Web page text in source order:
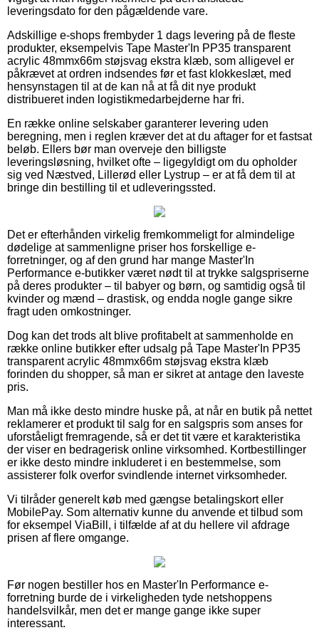
leveringsdato for den pågældende vare.
Adskillige e-shops frembyder 1 dags levering på de fleste
produkter, eksempelvis Tape Master'In PP35 transparent
acrylic 48mmx66m støjsvag ekstra klæb, som alligevel er
påkrævet at ordren indsendes før et fast klokkeslæt, med
hensynstagen til at de kan nå at få dit nye produkt
distribueret inden logistikmedarbejderne har fri.
En række online selskaber garanterer levering uden
beregning, men i reglen kræver det at du aftager for et fastsat
beløb. Ellers bør man overveje den billigste
leveringsløsning, hvilket ofte – ligegyldigt om du opholder
sig ved Næstved, Lillerød eller Lystrup – er at få dem til at
bringe din bestilling til et udleveringssted.
Det er efterhånden virkelig fremkommeligt for almindelige
dødelige at sammenligne priser hos forskellige e-
forretninger, og af den grund har mange Master'In
Performance e-butikker været nødt til at trykke salgspriserne
på deres produkter – til babyer og børn, og samtidig også til
kvinder og mænd – drastisk, og endda nogle gange sikre
fragt uden omkostninger.
Dog kan det trods alt blive profitabelt at sammenholde en
række online butikker efter udsalg på Tape Master'In PP35
transparent acrylic 48mmx66m støjsvag ekstra klæb
forinden du shopper, så man er sikret at antage den laveste
pris.
Man må ikke desto mindre huske på, at når en butik på nettet
reklamerer et produkt til salg for en salgspris som anses for
uforståeligt fremragende, så er det tit være et karakteristika
der viser en bedragerisk online virksomhed. Kortbestillinger
er ikke desto mindre inkluderet i en bestemmelse, som
assisterer folk overfor svindlende internet virksomheder.
Vi tilråder generelt køb med gængse betalingskort eller
MobilePay. Som alternativ kunne du anvende et tilbud som
for eksempel ViaBill, i tilfælde af at du hellere vil afdrage
prisen af flere omgange.
Før nogen bestiller hos en Master'In Performance e-
forretning burde de i virkeligheden tyde netshoppens
handelsvilkår, men det er mange gange ikke super
interessant.